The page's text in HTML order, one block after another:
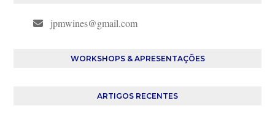
jpmwines@gmail.com
WORKSHOPS & APRESENTAÇÕES
ARTIGOS RECENTES